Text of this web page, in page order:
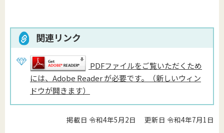
関連リンク
PDFファイルをご覧いただくため
には、Adobe Reader が必要です。（新しいウィン
ドウが開きます）
掲載日 令和4年5月2日 更新日 令和4年7月1日